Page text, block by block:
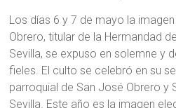
Los días 6 y 7 de mayo la
Obrero, titular de la Hermandad
Sevilla, se expuso en solemne y
fieles. El culto se celebró en su
parroquial de San José Obrero y
Sevilla. Este año es la imagen